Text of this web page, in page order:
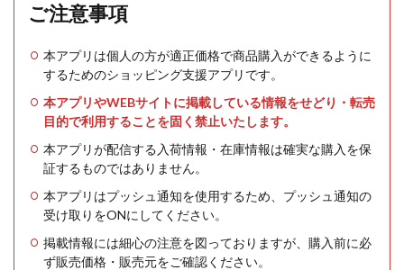
ご注意事項
本アプリは個人の方が適正価格で商品購入ができるように
するためのショッピング支援アプリです。
本アプリやWEBサイトに掲載している情報をせどり・転売
目的で利用することを固く禁止いたします。
本アプリが配信する入荷情報・在庫情報は確実な購入を保
証するものではありません。
本アプリはプッシュ通知を使用するため、プッシュ通知の
受け取りをONにしてください。
掲載情報には細心の注意を図っておりますが、購入前に必
ず販売価格・販売元をご確認ください。